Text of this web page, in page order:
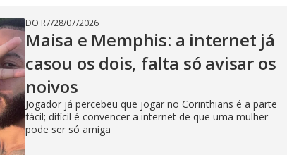
i
d
DO R7/28/07/2026
Maisa e Memphis: a internet já
casou os dois, falta só avisar os
noivos
Jogador já percebeu que jogar no Corinthians é a parte
fácil; difícil é convencer a internet de que uma mulher
pode ser só amiga